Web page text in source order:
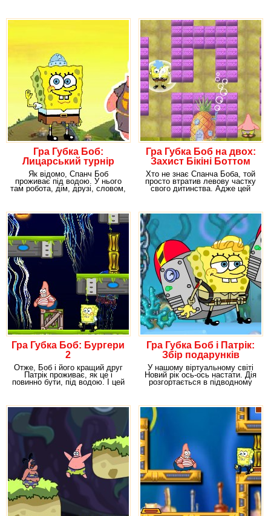
Гра Губка Боб:
Лицарський турнір
Як відомо, Спанч Боб
проживає під водою. У нього
там робота, дім, друзі, словом,
Гра Губка Боб на двох:
Захист Бікіні Боттом
Хто не знає Спанча Боба, той
просто втратив левову частку
свого дитинства. Адже цей
Гра Губка Боб: Бургери
2
Отже, Боб і його кращий друг
Патрік проживає, як це і
повинно бути, під водою. І цей
Гра Губка Боб і Патрік:
Збір подарунків
У нашому віртуальному світі
Новий рік ось-ось настати. Дія
розгортається в підводному